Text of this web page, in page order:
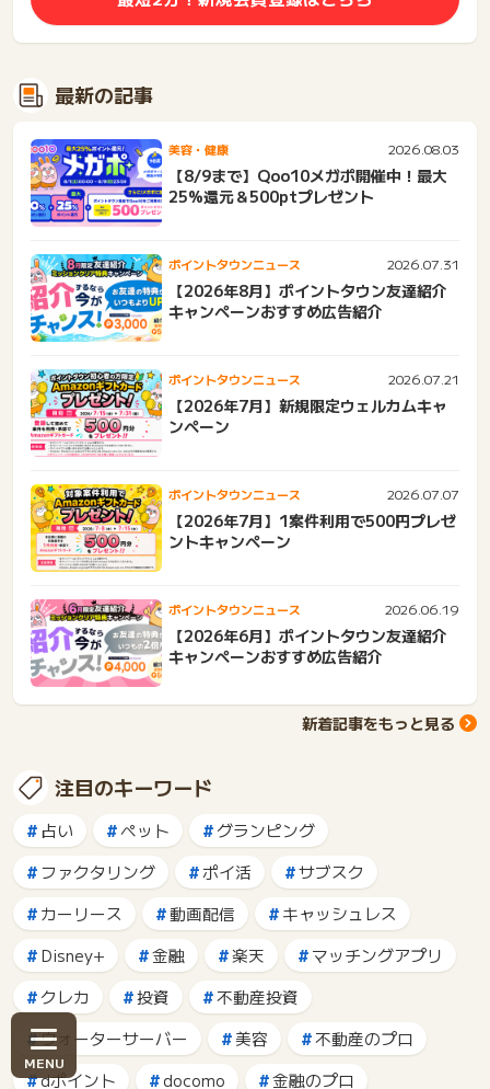
最新の記事
美容・健康 2026.08.03
【8/9まで】Qoo10メガポ開催中！最大
25%還元＆500ptプレゼント
ポイントタウンニュース 2026.07.31
【2026年8月】ポイントタウン友達紹介
キャンペーンおすすめ広告紹介
ポイントタウンニュース 2026.07.21
【2026年7月】新規限定ウェルカムキャ
ンペーン
ポイントタウンニュース 2026.07.07
【2026年7月】1案件利用で500円プレゼ
ントキャンペーン
ポイントタウンニュース 2026.06.19
【2026年6月】ポイントタウン友達紹介
キャンペーンおすすめ広告紹介
新着記事をもっと見る
注目のキーワード
占い ペット
グランピング
ファクタリング
ポイ活
サブスク
カーリース
動画配信
キャッシュレス
Disney+
金融 楽天
マッチングアプリ
クレカ
投資
不動産投資
ウォーターサーバー
美容
不動産のプロ
dポイント
docomo 金融のプロ